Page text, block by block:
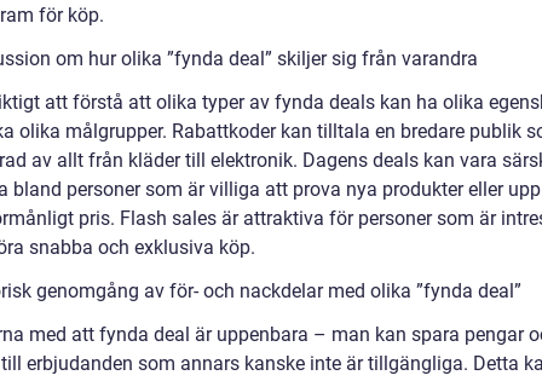
för köp.
om hur olika ”fynda deal” skiljer sig från varandra
att förstå att olika typer av fynda deals kan ha olika
olika målgrupper. Rabattkoder kan tilltala en bredare publik
av allt från kläder till elektronik. Dagens deals kan vara
bland personer som är villiga att prova nya produkter eller
pris. Flash sales är attraktiva för personer som är
snabba och exklusiva köp.
genomgång av för- och nackdelar med olika ”fynda deal”
med att fynda deal är uppenbara – man kan spara pengar
erbjudanden som annars kanske inte är tillgängliga. Detta